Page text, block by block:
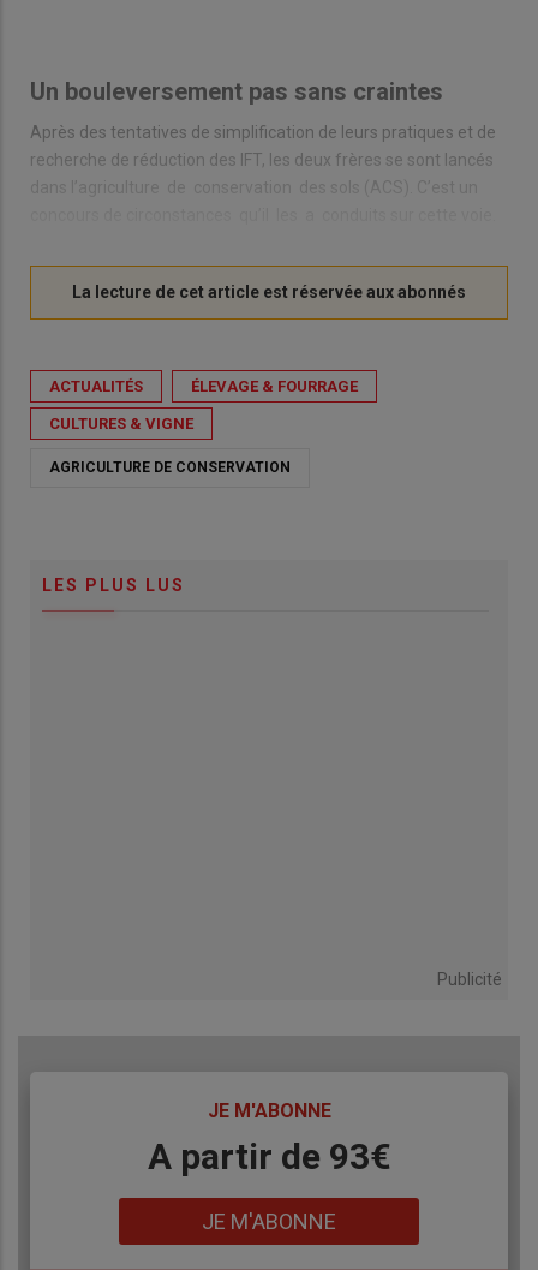
Un bouleversement pas sans craintes
Après des tentatives de simplification de leurs pratiques et de
recherche de réduction des IFT, les deux frères se sont lancés
dans l’agriculture de conservation des sols (ACS). C’est un
ACTUALITÉS ÉLEVAGE & FOURRAGE
CULTURES & VIGNE
AGRICULTURE DE CONSERVATION
LES PLUS LUS
Publicité
JE M'ABONNE
A partir de 93€
JE M'ABONNE